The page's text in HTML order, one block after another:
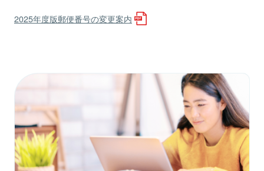
2025年度版郵便番号の変更案内